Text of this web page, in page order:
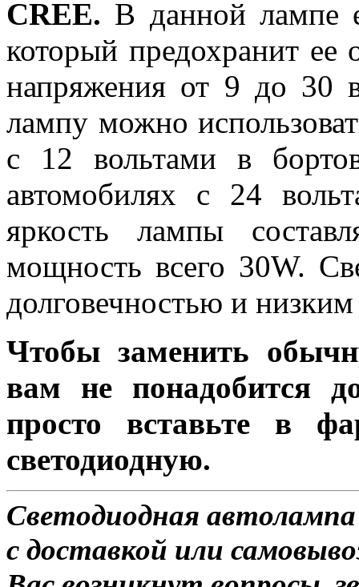
CREE. В данной лампе
который предохранит ее
напряжения от 9 до 30
лампу можно
с 12 вольтами в
автомобилях с 24
яркость лампы
мощность всего 30W.
долговечностью и
Чтобы заменить
вам не понадобится
просто вставьте в
светодиодную.
Светодиодная
с доставкой или